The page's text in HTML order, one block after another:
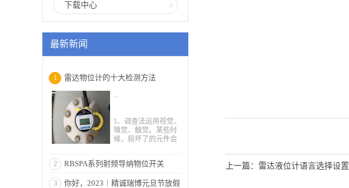
下载中心
最新新闻
1 雷达物位计的十大检测方法
...
1、调查法运用视觉、
嗅觉、触觉。某些时
候，损坏了的元件会
材会发作一些特别的
发烫；用肉眼也能调
2 RBSPA系列射频导纳物位开关
3 你好，2023｜精诚瑞博元旦节放假
上一篇： 雷达液位计语言选择设置